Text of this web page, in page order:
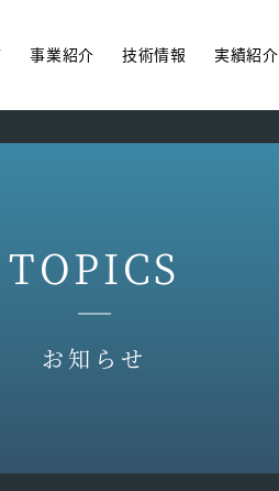
事業紹介 技術情報 実績紹介
TOPICS
お知らせ